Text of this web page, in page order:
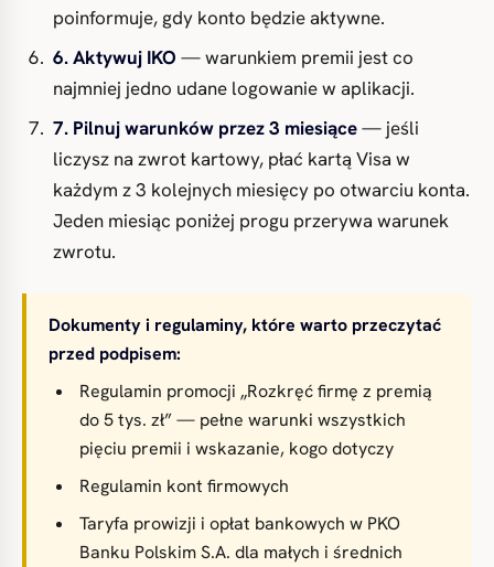
poinformuje, gdy konto będzie aktywne.
6. Aktywuj IKO — warunkiem premii jest co
najmniej jedno udane logowanie w aplikacji.
7. Pilnuj warunków przez 3 miesiące— jeśli
liczysz na zwrot kartowy, płać kartą Visa w
każdym z 3 kolejnych miesięcy po otwarciu konta.
Jeden miesiąc poniżej progu przerywa warunek
zwrotu.
Dokumenty i regulaminy, które warto przeczytać
przed podpisem:
Regulamin promocji „Rozkręć firmę z premią
do 5 tys. zł” — pełne warunki wszystkich
pięciu premii i wskazanie, kogo dotyczy
Regulamin kont firmowych
Taryfa prowizji i opłat bankowych w PKO
Banku Polskim S.A. dla małych i średnich